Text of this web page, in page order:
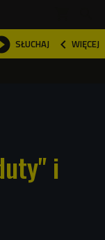
SŁUCHAJ  WIĘCEJ

i